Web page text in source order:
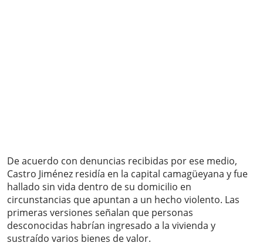
De acuerdo con denuncias recibidas por ese medio,
Castro Jiménez residía en la capital camagüeyana y fue
hallado sin vida dentro de su domicilio en
circunstancias que apuntan a un hecho violento. Las
primeras versiones señalan que personas
desconocidas habrían ingresado a la vivienda y
sustraído varios bienes de valor.